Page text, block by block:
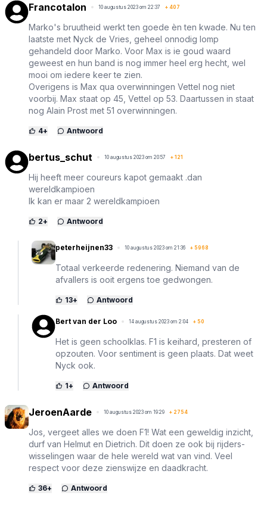
Francotalon 10 augustus 2023 om 22:37 + 407
Marko's bruutheid werkt ten goede èn ten kwade. Nu ten
laatste met Nyck de Vries, geheel onnodig lomp
gehandeld door Marko. Voor Max is ie goud waard
geweest en hun band is nog immer heel erg hecht, wel
mooi om iedere keer te zien.
Overigens is Max qua overwinningen Vettel nog niet
voorbij. Max staat op 45, Vettel op 53. Daartussen in staat
nog Alain Prost met 51 overwinningen.
4+ Antwoord
bertus_schut 10 augustus 2023 om 20:57 + 121
Hij heeft meer coureurs kapot gemaakt .dan
wereldkampioen
Ik kan er maar 2 wereldkampioen
2+ Antwoord
peterheijnen33 10 augustus 2023 om 21:36 + 5968
Totaal verkeerde redenering. Niemand van de
afvallers is ooit ergens toe gedwongen.
13+ Antwoord
Bert van der Loo 14 augustus 2023 om 2:04 + 50
Het is geen schoolklas. F1 is keihard, presteren of
opzouten. Voor sentiment is geen plaats. Dat weet
Nyck ook.
1+ Antwoord
JeroenAarde 10 augustus 2023 om 19:29 + 2754
Jos, vergeet alles we doen F1! Wat een geweldig inzicht,
durf van Helmut en Dietrich. Dit doen ze ook bij rijders-
wisselingen waar de hele wereld wat van vind. Veel
respect voor deze zienswijze en daadkracht.
36+ Antwoord